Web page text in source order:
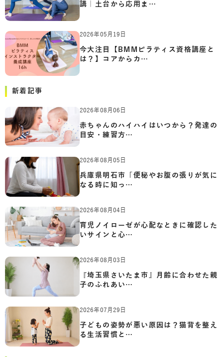
講｜土台から応用ま…
2026年05月19日
今大注目【BMMピラティス資格講座と
は？】コアからカ…
新着記事
2026年08月06日
赤ちゃんのハイハイはいつから？発達の
目安・練習方…
2026年08月05日
兵庫県明石市「便秘やお腹の張りが気に
なる時に知っ…
2026年08月04日
育児ノイローゼが心配なときに確認した
いサインと心…
2026年08月03日
『埼玉県さいたま市』月齢に合わせた親
子のふれあい…
2026年07月29日
子どもの姿勢が悪い原因は？猫背を整え
る生活習慣と…